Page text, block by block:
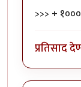
>>> +
प्रतिसाद